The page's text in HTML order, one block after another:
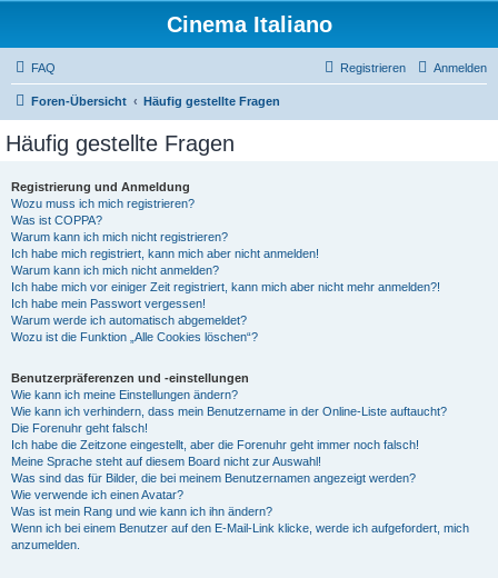
Cinema Italiano
FAQ Anmelden
Registrieren
Foren-Übersicht Häufig gestellte Fragen
Häufig gestellte Fragen
Registrierung und Anmeldung
Wozu muss ich mich registrieren?
Was ist COPPA?
Warum kann ich mich nicht registrieren?
Ich habe mich registriert, kann mich aber nicht anmelden!
Warum kann ich mich nicht anmelden?
Ich habe mich vor einiger Zeit registriert, kann mich aber nicht mehr anmelden?!
Ich habe mein Passwort vergessen!
Warum werde ich automatisch abgemeldet?
Wozu ist die Funktion „Alle Cookies löschen“?
Benutzerpräferenzen und -einstellungen
Wie kann ich meine Einstellungen ändern?
Wie kann ich verhindern, dass mein Benutzername in der Online-Liste auftaucht?
Die Forenuhr geht falsch!
Ich habe die Zeitzone eingestellt, aber die Forenuhr geht immer noch falsch!
Meine Sprache steht auf diesem Board nicht zur Auswahl!
Was sind das für Bilder, die bei meinem Benutzernamen angezeigt werden?
Wie verwende ich einen Avatar?
Was ist mein Rang und wie kann ich ihn ändern?
Wenn ich bei einem Benutzer auf den E-Mail-Link klicke, werde ich aufgefordert, mich
anzumelden.